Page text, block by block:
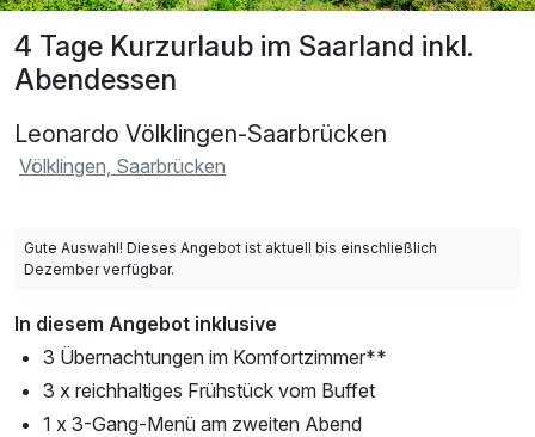
4 Tage Kurzurlaub im Saarland inkl.
Abendessen
Leonardo Völklingen-Saarbrücken
Völklingen, Saarbrücken
Gute Auswahl! Dieses Angebot ist aktuell bis einschließlich
Dezember verfügbar.
In diesem Angebot inklusive
3 Übernachtungen im Komfortzimmer**
3 x reichhaltiges Frühstück vom Buffet
1 x 3-Gang-Menü am zweiten Abend